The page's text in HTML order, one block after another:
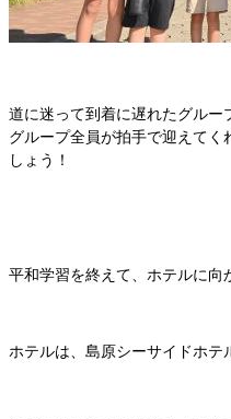
道に迷って到着に遅れたグルー
グループ全員が拍手で迎えて
しょう！
平和学習を終えて、ホテルに向
ホテルは、島原シーサイドホテ